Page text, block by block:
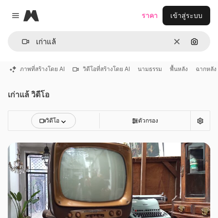
Close menu
Magnific
ชัดเจนค้นหา
ราคา เข้าสู่ระบบ
ภาพที่สร้างโดย AI วิดีโอที่สร้างโดย AI นามธรรม พื้นหลัง ฉากหลัง
เก่าแล้ วิดีโอ
วิดีโอ ตัวกรอง